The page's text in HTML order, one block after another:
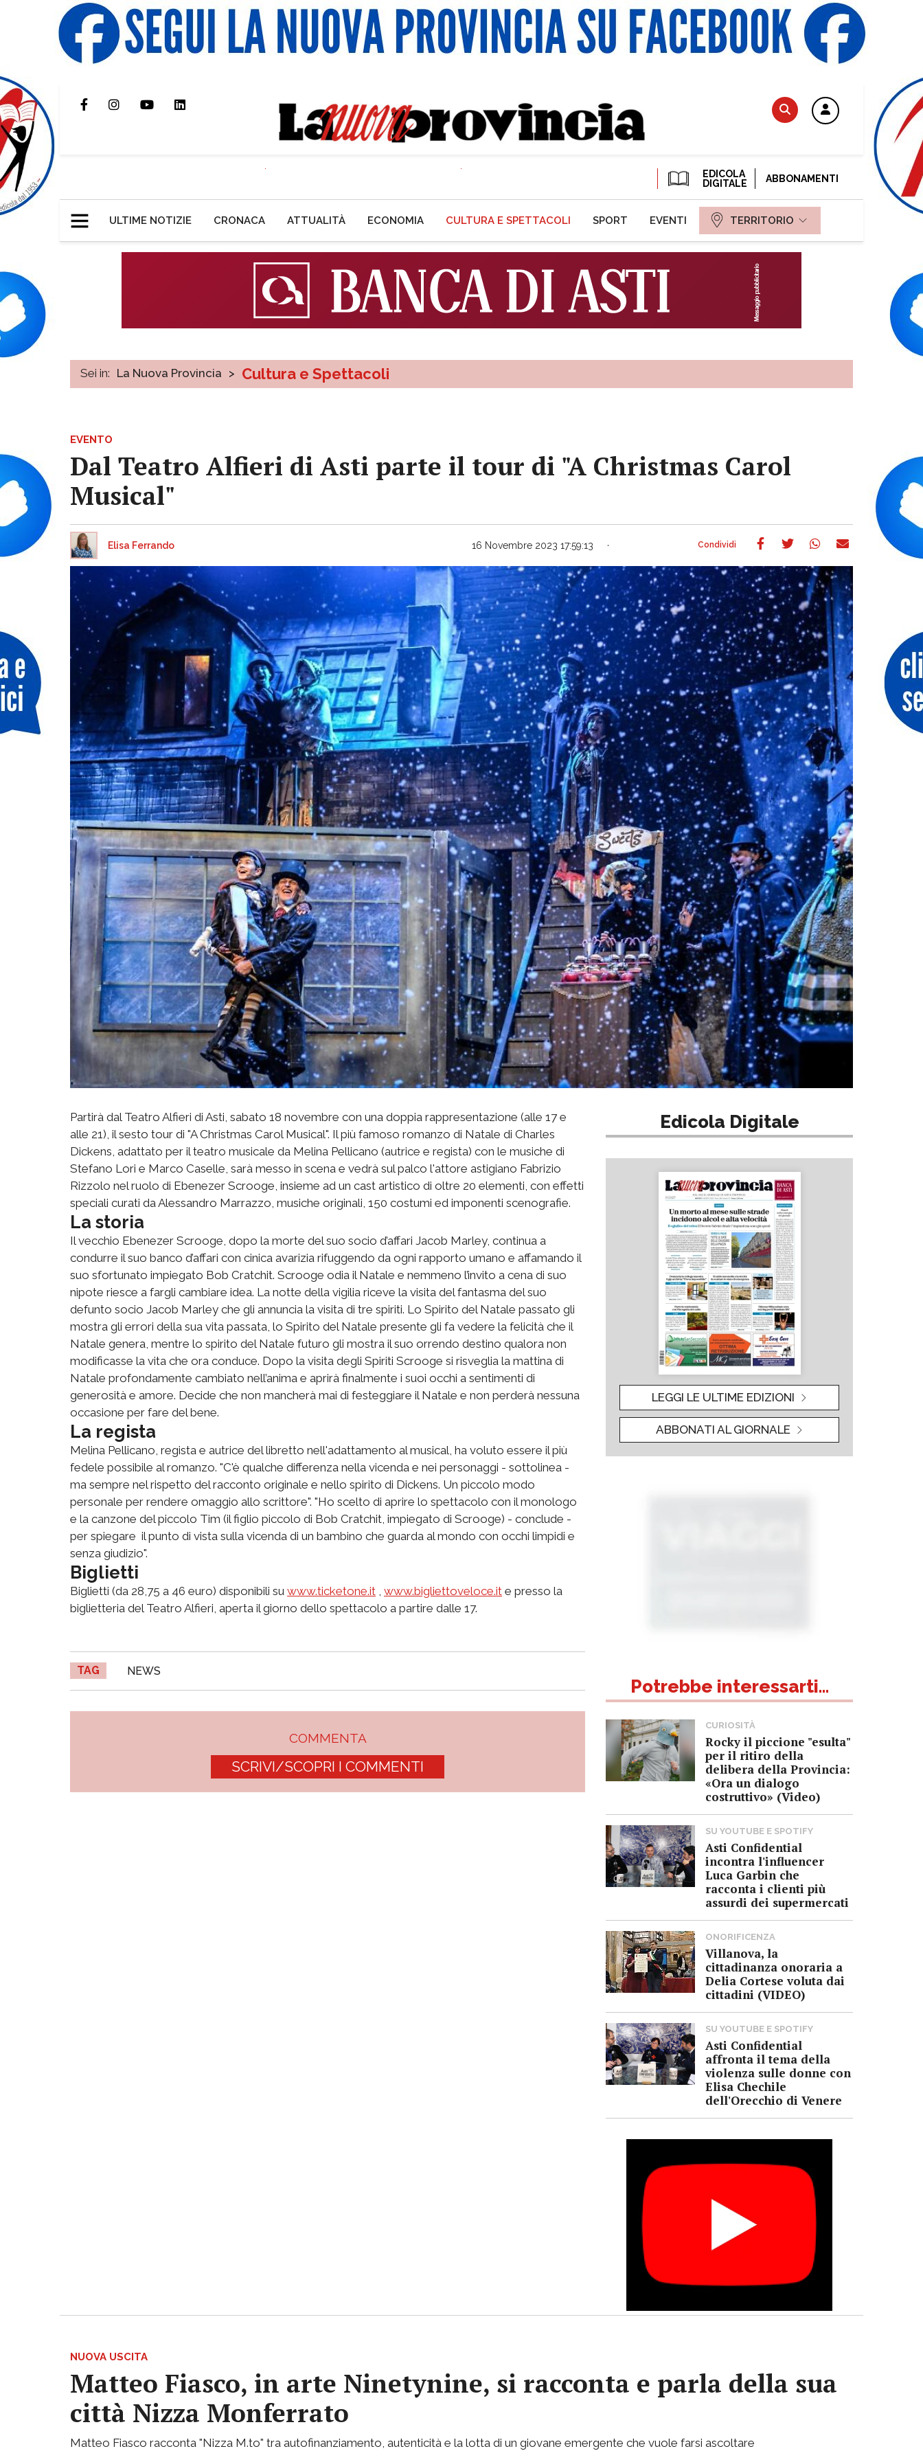
EDICOLA
DIGITALE
ABBONAMENTI
ULTIME NOTIZIE CRONACA ATTUALITÀ ECONOMIA CULTURA E SPETTACOLI SPORT EVENTI TERRITORIO
Sei in: La Nuova Provincia > Cultura e Spettacoli
EVENTO
Dal Teatro Alfieri di Asti parte il tour di "A Christmas Carol
Musical"
Elisa Ferrando 16 Novembre 2023 17:59:13
Partirà dal Teatro Alfieri di Asti, sabato 18 novembre con una doppia rappresentazione (alle 17 e
alle 21), il sesto tour di "A Christmas Carol Musical". Il più famoso romanzo di Natale di Charles
Dickens, adattato per il teatro musicale da Melina Pellicano (autrice e regista) con le musiche di
Stefano Lori e Marco Caselle, sarà messo in scena e vedrà sul palco l'attore astigiano Fabrizio
Rizzolo nel ruolo di Ebenezer Scrooge, insieme ad un cast artistico di oltre 20 elementi, con effetti
speciali curati da Alessandro Marrazzo, musiche originali, 150 costumi ed imponenti scenografie.
La storia
Il vecchio Ebenezer Scrooge, dopo la morte del suo socio d’affari Jacob Marley, continua a
condurre il suo banco d’affari con cinica avarizia rifuggendo da ogni rapporto umano e affamando il
suo sfortunato impiegato Bob Cratchit. Scrooge odia il Natale e nemmeno l’invito a cena di suo
nipote riesce a fargli cambiare idea. La notte della vigilia riceve la visita del fantasma del suo
defunto socio Jacob Marley che gli annuncia la visita di tre spiriti. Lo Spirito del Natale passato gli
mostra gli errori della sua vita passata, lo Spirito del Natale presente gli fa vedere la felicità che il
Natale genera, mentre lo spirito del Natale futuro gli mostra il suo orrendo destino qualora non
modificasse la vita che ora conduce. Dopo la visita degli Spiriti Scrooge si risveglia la mattina di
Natale profondamente cambiato nell’anima e aprirà finalmente i suoi occhi a sentimenti di
generosità e amore. Decide che non mancherà mai di festeggiare il Natale e non perderà nessuna
occasione per fare del bene.
La regista
Melina Pellicano, regista e autrice del libretto nell'adattamento al musical, ha voluto essere il più
fedele possibile al romanzo. "C'è qualche differenza nella vicenda e nei personaggi - sottolinea -
ma sempre nel rispetto del racconto originale e nello spirito di Dickens. Un piccolo modo
personale per rendere omaggio allo scrittore". "Ho scelto di aprire lo spettacolo con il monologo
e la canzone del piccolo Tim (il figlio piccolo di Bob Cratchit, impiegato di Scrooge) - conclude -
per spiegare il punto di vista sulla vicenda di un bambino che guarda al mondo con occhi limpidi e
senza giudizio".
Biglietti
Biglietti (da 28,75 a 46 euro) disponibili su www.ticketone.it www.bigliettoveloce.it e presso la
biglietteria del Teatro Alfieri, aperta il giorno dello spettacolo a partire dalle 17.
TAG NEWS
COMMENTA
SCRIVI/SCOPRI I COMMENTI
Edicola Digitale
LEGGI LE ULTIME EDIZIONI
ABBONATI AL GIORNALE
Potrebbe interessarti...
CURIOSITÀ
Rocky il piccione "esulta"
per il ritiro della
delibera della Provincia:
«Ora un dialogo
costruttivo» (Video)
SU YOUTUBE E SPOTIFY
Asti Confidential
incontra l'influencer
Luca Garbin che
racconta i clienti più
assurdi dei supermercati
ONORIFICENZA
Villanova, la
cittadinanza onoraria a
Delia Cortese voluta dai
cittadini (VIDEO)
SU YOUTUBE E SPOTIFY
Asti Confidential
affronta il tema della
violenza sulle donne con
Elisa Chechile
dell'Orecchio di Venere
NUOVA USCITA
Matteo Fiasco, in arte Ninetynine, si racconta e parla della sua
città Nizza Monferrato
Matteo Fiasco racconta "Nizza M.to" tra autofinanziamento, autenticità e la lotta di un giovane emergente che vuole farsi ascoltare